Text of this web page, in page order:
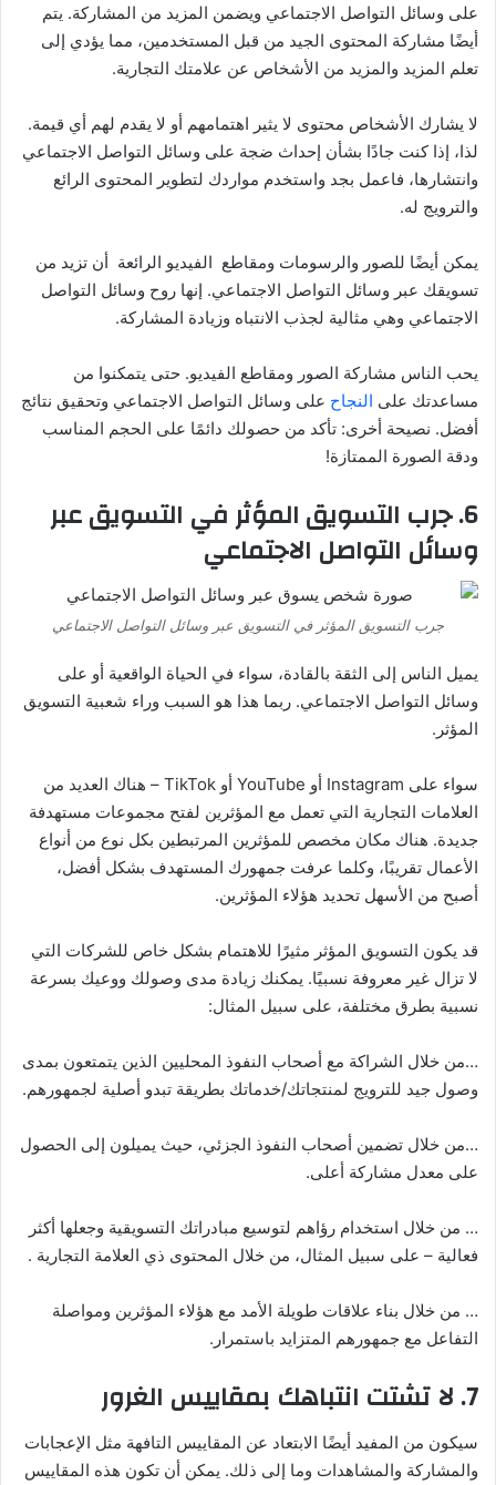
على وسائل التواصل الاجتماعي ويضمن المزيد من المشاركة. يتم
أيضًا مشاركة المحتوى الجيد من قبل المستخدمين، مما يؤدي إلى
تعلم المزيد والمزيد من الأشخاص عن علامتك التجارية.
لا يشارك الأشخاص محتوى لا يثير اهتمامهم أو لا يقدم لهم أي قيمة.
لذا، إذا كنت جادًا بشأن إحداث ضجة على وسائل التواصل الاجتماعي
وانتشارها، فاعمل بجد واستخدم مواردك لتطوير المحتوى الرائع
والترويج له.
يمكن أيضًا للصور والرسومات ومقاطع الفيديو الرائعة أن تزيد من
تسويقك عبر وسائل التواصل الاجتماعي. إنها روح وسائل التواصل
الاجتماعي وهي مثالية لجذب الانتباه وزيادة المشاركة.
يحب الناس مشاركة الصور ومقاطع الفيديو. حتى يتمكنوا من
مساعدتك على النجاح على وسائل التواصل الاجتماعي وتحقيق نتائج
أفضل. نصيحة أخرى: تأكد من حصولك دائمًا على الحجم المناسب
ودقة الصورة الممتازة!
6. جرب التسويق المؤثر في التسويق عبر
وسائل التواصل الاجتماعي
جرب التسويق المؤثر في التسويق عبر وسائل التواصل الاجتماعي
يميل الناس إلى الثقة بالقادة، سواء في الحياة الواقعية أو على
وسائل التواصل الاجتماعي. ربما هذا هو السبب وراء شعبية التسويق
المؤثر.
سواء على Instagram أو YouTube أو TikTok – هناك العديد من
العلامات التجارية التي تعمل مع المؤثرين لفتح مجموعات مستهدفة
جديدة. هناك مكان مخصص للمؤثرين المرتبطين بكل نوع من أنواع
الأعمال تقريبًا، وكلما عرفت جمهورك المستهدف بشكل أفضل،
أصبح من الأسهل تحديد هؤلاء المؤثرين.
قد يكون التسويق المؤثر مثيرًا للاهتمام بشكل خاص للشركات التي
لا تزال غير معروفة نسبيًا. يمكنك زيادة مدى وصولك ووعيك بسرعة
نسبية بطرق مختلفة، على سبيل المثال:
…من خلال الشراكة مع أصحاب النفوذ المحليين الذين يتمتعون بمدى
وصول جيد للترويج لمنتجاتك/خدماتك بطريقة تبدو أصلية لجمهورهم.
…من خلال تضمين أصحاب النفوذ الجزئي، حيث يميلون إلى الحصول
على معدل مشاركة أعلى.
… من خلال استخدام رؤاهم لتوسيع مبادراتك التسويقية وجعلها أكثر
فعالية – على سبيل المثال، من خلال المحتوى ذي العلامة التجارية .
… من خلال بناء علاقات طويلة الأمد مع هؤلاء المؤثرين ومواصلة
التفاعل مع جمهورهم المتزايد باستمرار.
7. لا تشتت انتباهك بمقاييس الغرور
سيكون من المفيد أيضًا الابتعاد عن المقاييس التافهة مثل الإعجابات
والمشاركة والمشاهدات وما إلى ذلك. يمكن أن تكون هذه المقاييس